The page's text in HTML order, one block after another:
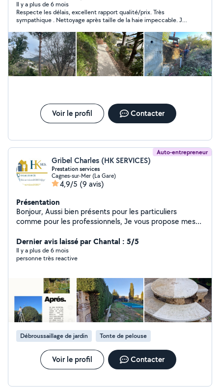
Nos prestations : 1. Jardinage : Entretien de jardins
(tonte, taille des haies, débroussaillage). Plantation et
aménagement paysager. Élagage et abattage d'arbres.
2. Nettoyage : Nettoyage extérieur (terrasses, allées,
façades). Nettoyage après travaux ou déménagements.
Débarrassage de gravats ou déchets verts. 3. Débarras
multi-services : Vidage de maisons, greniers, garages ou
caves. Évacuation d'encombrants, meubles ou déchets
Il y a plus de 6 mois
Respecte les délais, excellent rapport qualité/prix. Très
sympathique . Nettoyage après taille de la haie impeccable. Je
Voir le profil Contacter
Auto-entrepreneur
Gribel Charles (HK SERVICES)
Prestation services
Cagnes-sur-Mer (La Gare)
4,9/5 (9 avis)
Présentation
Bonjour, Aussi bien présents pour les particuliers
comme pour les professionnels, Je vous propose mes
extérieur, terrasses, façades... Nettoyage de fin de
chantier, Enlèvement de tout vos déchets: bois
,végétaux, plastique carton gravats en tout genre. Et
différent projet.
Dernier avis laissé par Chantal : 5/5
Il y a plus de 6 mois
personne très reactive
Débroussaillage de jardin Tonte de pelouse
Voir le profil Contacter